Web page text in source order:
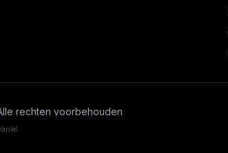
rechten voorbehouden